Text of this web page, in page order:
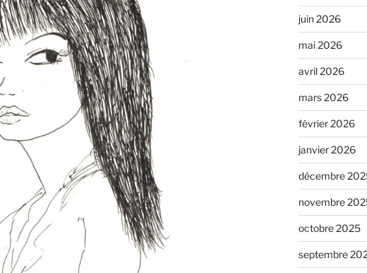
juin 2026
mai 2026
avril 2026
mars 2026
février 2026
janvier 2026
décembre
novembre
octobre 2025
septembre